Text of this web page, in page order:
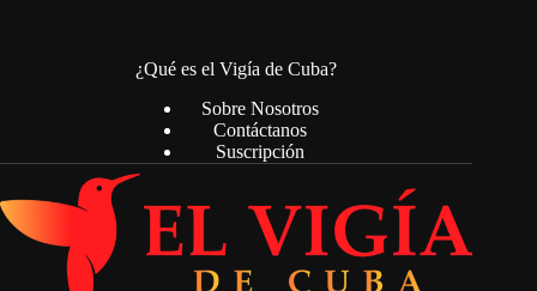
¿Qué es el Vigía de Cuba?
Sobre Nosotros
Contáctanos
Suscripción